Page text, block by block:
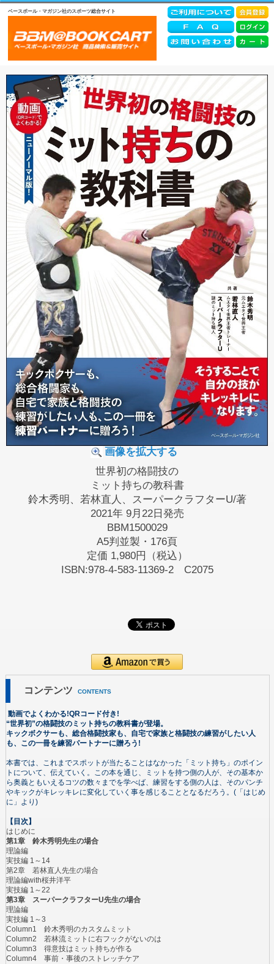
ベースボール・マガジン社のスポーツ総合サイト
画像を拡大する
世界初の格闘技の
ミット持ちの教科書
鈴木秀明、若林直人、スーパークラフターU/著
2021年 9月22日発売
BBM1500029
A5判並製・176頁
定価 1,980円（税込）
ISBN:978-4-583-11369-2 C2075
コンテンツ CONTENTS
動画でよくわかる!QRコード付き!
“世界初”の格闘技のミット持ちの教科書が登場。
キックボクサーも、総合格闘技家も、自宅で家族と格闘技の練習がしたい人
も、この一冊を練習パートナーに贈ろう!
本書では、これまでスポットが当たることはなかった「ミット持ち」のポイン
トについて、伝えていく。この本を通じ、ミットを持つ側の人が、その基本か
ら奥義ともいえるコツの数々までを学べば、練習をする側の人は、そのパンチ
やキックがキレッキレに変化していく事を感じることとなるだろう。(「はじめ
に」より)
【目次】
はじめに
第1章 鈴木秀明先生の場合
理論編
実技編 1～14
第2章 若林直人先生の場合
理論編with桜井洋平
実技編 1～22
第3章 スーパークラフターU先生の場合
理論編
実技編 1～3
Column1 鈴木秀明のカスタムミット
Column2 若林流ミットに右フックがないのは
Column3 得意技はミット持ちが作る
Column4 事前・事後のストレッチケア